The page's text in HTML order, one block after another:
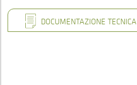
DOCUMENTAZIONE TECNICA